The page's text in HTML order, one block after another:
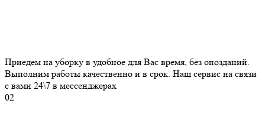
Приедем на уборку в удобное для Вас время, без опозданий.
Выполним работы качественно и в срок. Наш сервис на связи
с вами 24\7 в мессенджерах
02